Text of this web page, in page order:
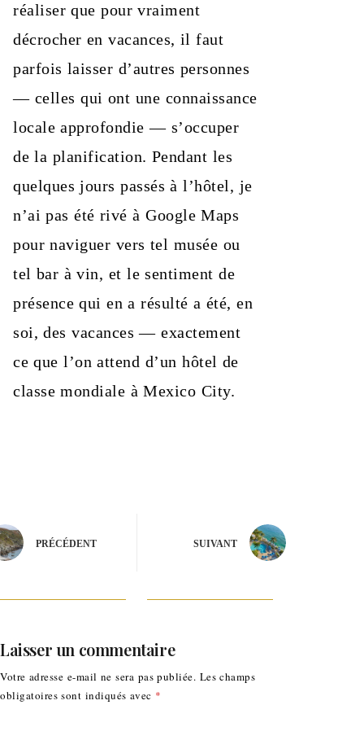
réaliser que pour vraiment
décrocher en vacances, il faut
parfois laisser d’autres personnes
— celles qui ont une connaissance
locale approfondie — s’occuper
de la planification. Pendant les
quelques jours passés à l’hôtel, je
n’ai pas été rivé à Google Maps
pour naviguer vers tel musée ou
tel bar à vin, et le sentiment de
présence qui en a résulté a été, en
soi, des vacances — exactement
ce que l’on attend d’un hôtel de
classe mondiale à Mexico City.
PRÉCÉDENT SUIVANT
Laisser un commentaire
Votre adresse e-mail ne sera pas publiée. Les champs
obligatoires sont indiqués avec *